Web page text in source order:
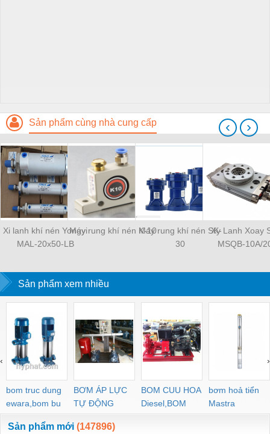
Sản phẩm cùng nhà cung cấp
Xi lanh khí nén Yongyi
MAL-20x50-LB
Máy rung khí nén K-10Máy rung khí nén SK-
30
Xy Lanh Xoay
MSQB-10A/
‹ ›
Sản phẩm xem nhiều
bom truc dung
ewara,bom bu
ewara
BƠM ÁP LỰC
TỰ ĐỘNG
BOM CUU HOA
Diesel,BOM
CHUA CHAY
bơm hoả tiển
Mastra
‹ ›
Sản phẩm mới (147896)